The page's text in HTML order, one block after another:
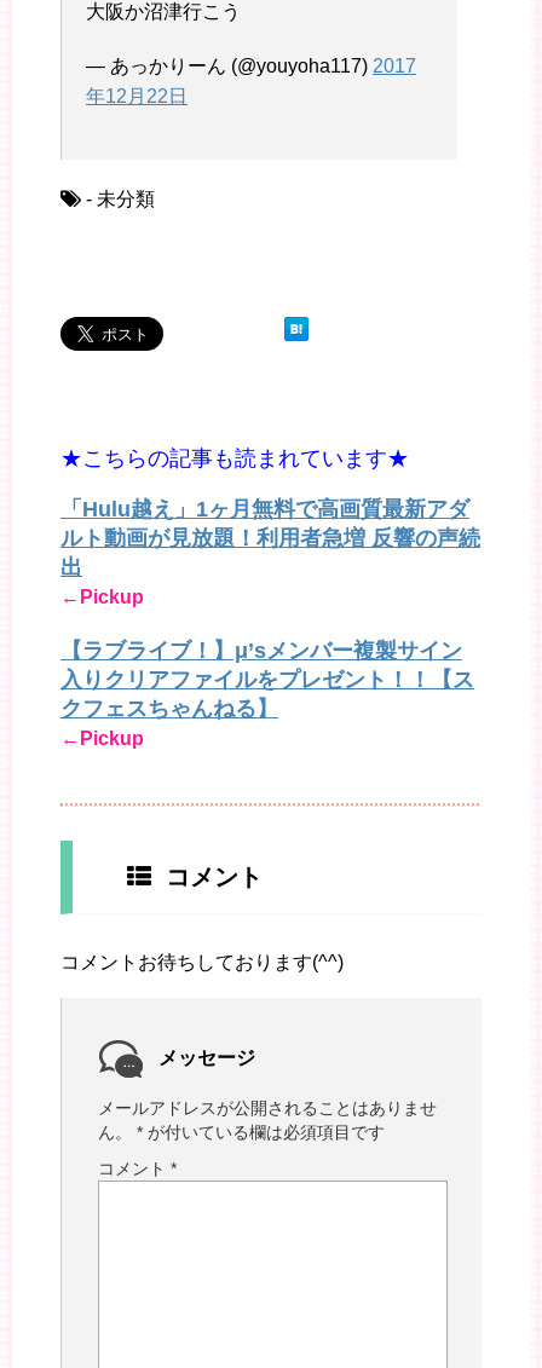
大阪か沼津行こう
— あっかりーん (@youyoha117) 2017
年12月22日
- 未分類
★こちらの記事も読まれています★
「Hulu越え」1ヶ月無料で高画質最新アダ
ルト動画が見放題！利用者急増 反響の声続
出
←Pickup
【ラブライブ！】μ’sメンバー複製サイン
入りクリアファイルをプレゼント！！【ス
クフェスちゃんねる】
←Pickup
コメント
コメントお待ちしております(^^)
メッセージ
メールアドレスが公開されることはありませ
ん。
* が付いている欄は必須項目です
コメント *